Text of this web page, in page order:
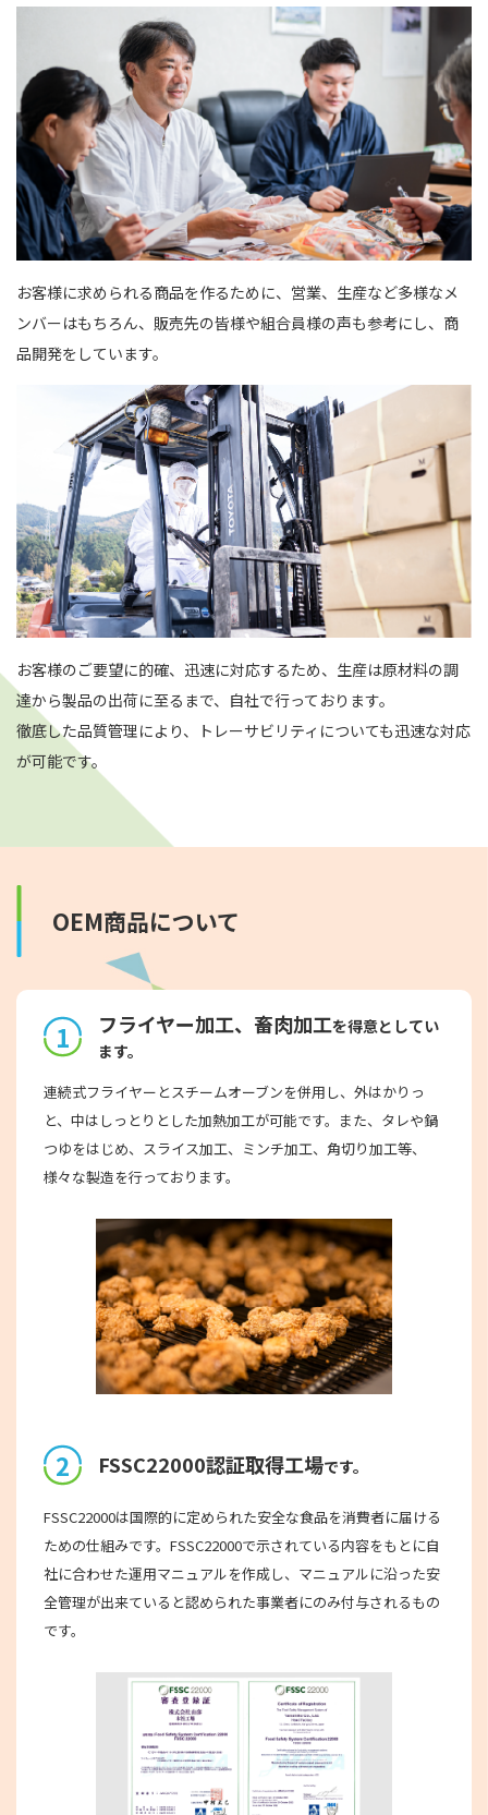
お客様に求められる商品を作るために、営業、生産など多様なメ
ンバーはもちろん、販売先の皆様や組合員様の声も参考にし、商
品開発をしています。
お客様のご要望に的確、迅速に対応するため、生産は原材料の調
達から製品の出荷に至るまで、自社で行っております。
徹底した品質管理により、トレーサビリティについても迅速な対応
が可能です。
OEM商品について
1 フライヤー加工、畜肉加工を得意としてい
ます。
連続式フライヤーとスチームオーブンを併用し、外はかりっ
と、中はしっとりとした加熱加工が可能です。また、タレや鍋
つゆをはじめ、スライス加工、ミンチ加工、角切り加工等、
様々な製造を行っております。
2 FSSC22000認証取得工場です。
FSSC22000は国際的に定められた安全な食品を消費者に届ける
ための仕組みです。FSSC22000で示されている内容をもとに自
社に合わせた運用マニュアルを作成し、マニュアルに沿った安
全管理が出来ていると認められた事業者にのみ付与されるもの
です。